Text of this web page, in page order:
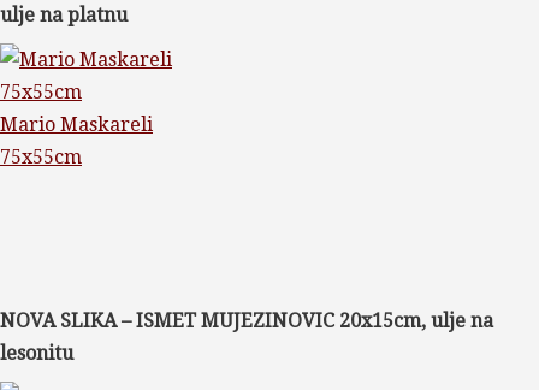
ulje na platnu
Mario Maskareli
75x55cm
NOVA SLIKA – ISMET MUJEZINOVIC 20x15cm, ulje na
lesonitu